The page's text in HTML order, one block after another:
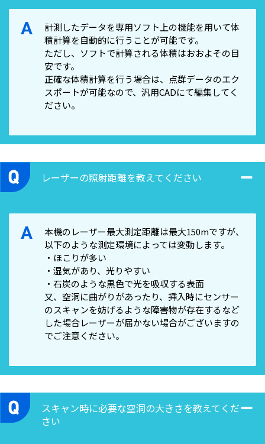
A
計測したデータを専用ソフト上の機能を用いて体
積計算を自動的に行うことが可能です。
ただし、ソフトで計算される体積はおおよその目
安です。
正確な体積計算を行う場合は、点群データのエク
スポートが可能なので、汎用CADにて編集してく
ださい。
レーザーの照射距離を教えてください
A
本機のレーザー最大測定距離は最大150mですが、
以下のような測定環境によっては変動します。
・ほこりが多い
・湿気があり、光りやすい
・石炭のような黒色で光を吸収する表面
又、空洞に曲がりがあったり、挿入時にセンサー
のスキャンを妨げるような障害物が存在するなど
した場合レーザーが届かない場合がございますの
でご注意ください。
スキャン時に必要な空洞の大きさを教えてくだ
さい